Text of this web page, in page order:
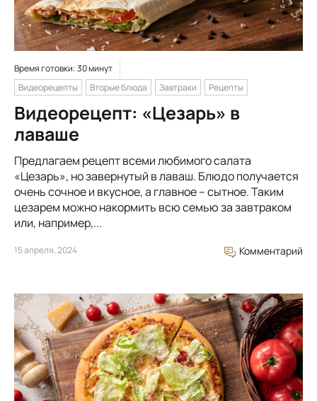
Время готовки: 30 минут
Видеорецепты
Вторые блюда Завтраки Рецепты
Видеорецепт: «Цезарь» в
лаваше
Предлагаем рецепт всеми любимого салата
«Цезарь», но завернутый в лаваш. Блюдо получается
очень сочное и вкусное, а главное – сытное. Таким
цезарем можно накормить всю семью за завтраком
или, например,...
15 апреля, 2024 Комментарий